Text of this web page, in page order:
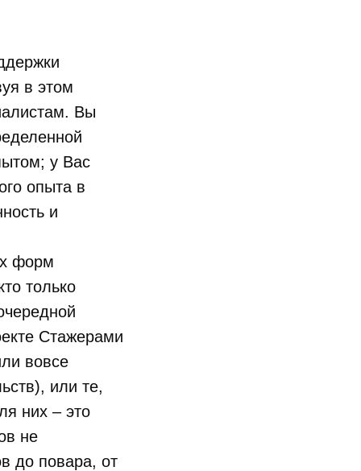
в этом
Вы
у Вас
опыта в
и
форм
только
Стажерами
вовсе
или те,
них – это
не
до повара, от